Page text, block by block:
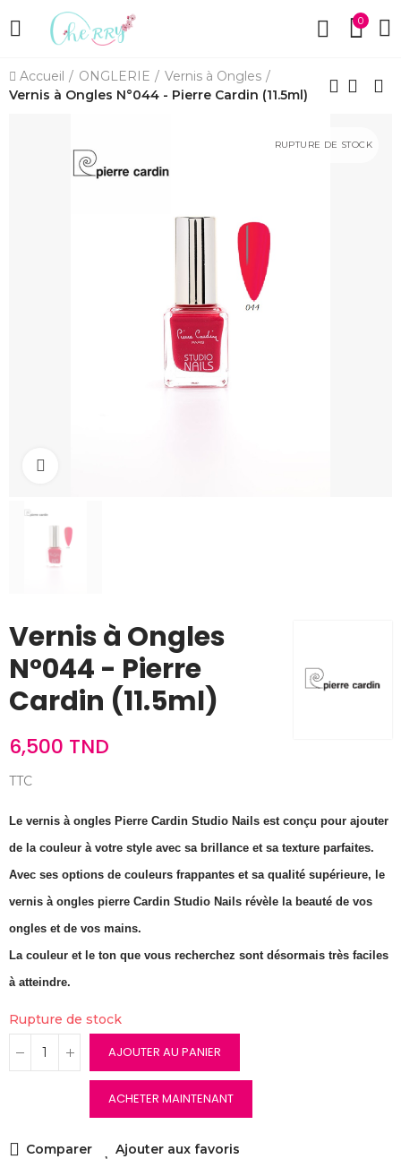
0
Accueil ONGLERIE
Vernis à Ongles
Vernis à Ongles N°044 - Pierre Cardin (11.5ml)
RUPTURE DE STOCK
Vernis à Ongles
N°044 - Pierre
Cardin (11.5ml)
6,500 TND
TTC
Le vernis à ongles Pierre Cardin Studio Nails est conçu pour ajouter
de la couleur à votre style avec sa brillance et sa texture parfaites.
Avec ses options de couleurs frappantes et sa qualité supérieure, le
vernis à ongles pierre Cardin Studio Nails révèle la beauté de vos
ongles et de vos mains.
La couleur et le ton que vous recherchez sont désormais très faciles
à atteindre.
Rupture de stock
AJOUTER AU PANIER
ACHETER MAINTENANT
Comparer Ajouter aux favoris